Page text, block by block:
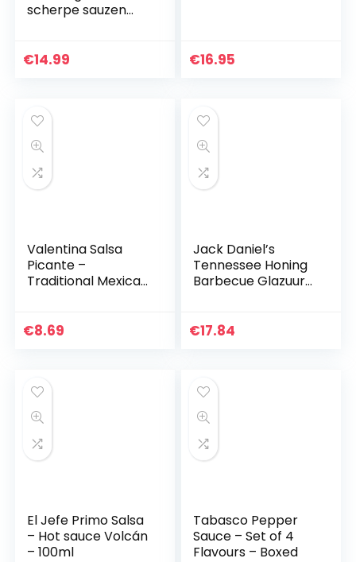
scherpe sauzen
Chilisauce]
€14.99 €16.95
Valentina Salsa
Picante –
Traditional Mexican
€8.69
Jack Daniel’s
Tennessee Honing
Barbecue Glazuur
€17.84
El Jefe Primo Salsa
– Hot sauce Volcán
– 100ml
Tabasco Pepper
Sauce – Set of 4
Flavours – Boxed